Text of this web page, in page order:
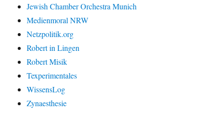
Jewish Chamber Orchestra Munich
Medienmoral NRW
Netzpolitik.org
Robert in Lingen
Robert Misik
Texperimentales
WissensLog
Zynaesthesie